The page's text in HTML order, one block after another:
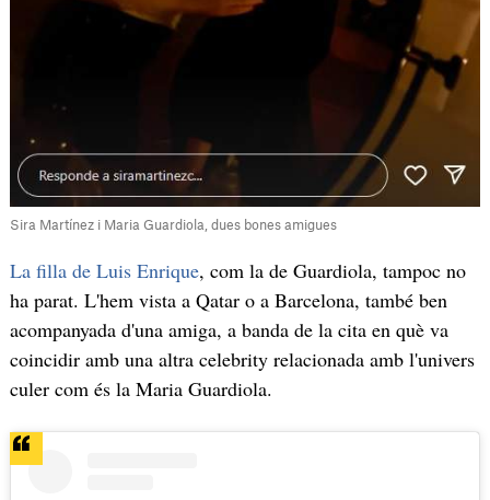
Sira Martínez i Maria Guardiola, dues bones amigues
La filla de Luis Enrique, com la de Guardiola, tampoc no
ha parat. L'hem vista a Qatar o a Barcelona, també ben
acompanyada d'una amiga, a banda de la cita en què va
coincidir amb una altra celebrity relacionada amb l'univers
culer com és la Maria Guardiola.